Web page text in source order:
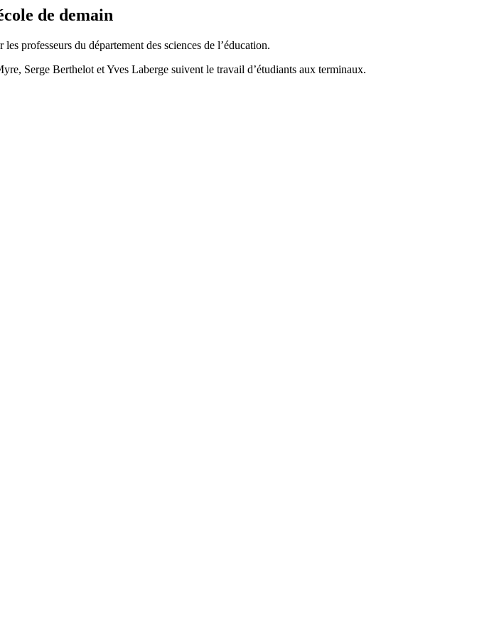
de demain
professeurs du département des sciences de l’éducation.
Serge Berthelot et Yves Laberge suivent le travail d’étudiants aux terminaux.